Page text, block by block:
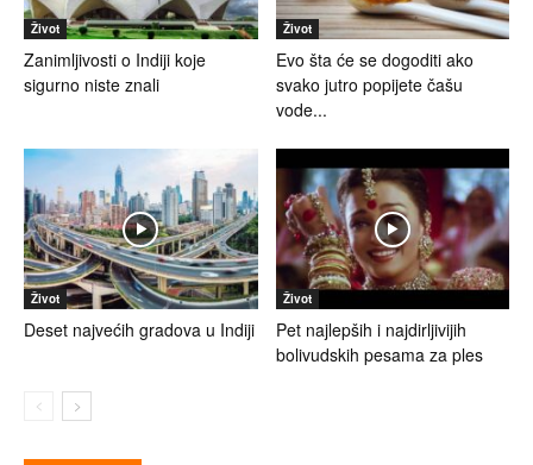
Život
Zanimljivosti o Indiji koje
sigurno niste znali
Život
Evo šta će se dogoditi ako
svako jutro popijete čašu
vode...
Život
Deset najvećih gradova u Indiji
Život
Pet najlepših i najdirljivijih
bolivudskih pesama za ples